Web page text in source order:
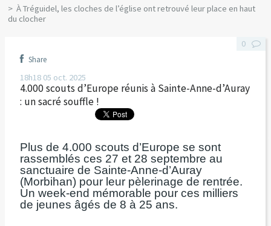
À Tréguidel, les cloches de l’église ont retrouvé leur place en haut
du clocher
Share
18h18 05 oct. 2025
4.000 scouts d’Europe réunis à Sainte-Anne-d’Auray
: un sacré souffle !
Plus de 4.000 scouts d’Europe se sont
rassemblés ces 27 et 28 septembre au
sanctuaire de Sainte-Anne-d’Auray
(Morbihan) pour leur pèlerinage de rentrée.
Un week-end mémorable pour ces milliers
de jeunes âgés de 8 à 25 ans.
0